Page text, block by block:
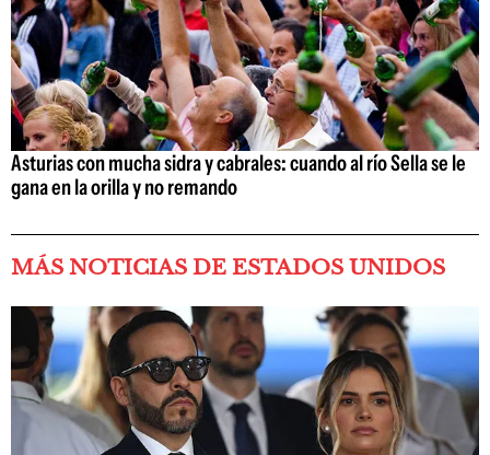
Asturias con mucha sidra y cabrales: cuando al río Sella se le
gana en la orilla y no remando
MÁS NOTICIAS DE ESTADOS UNIDOS